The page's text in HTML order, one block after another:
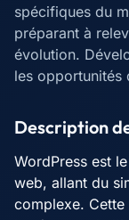
spécifiques du
préparant à
évolution.
les opportunités
Description
WordPress est
web, allant du
complexe.